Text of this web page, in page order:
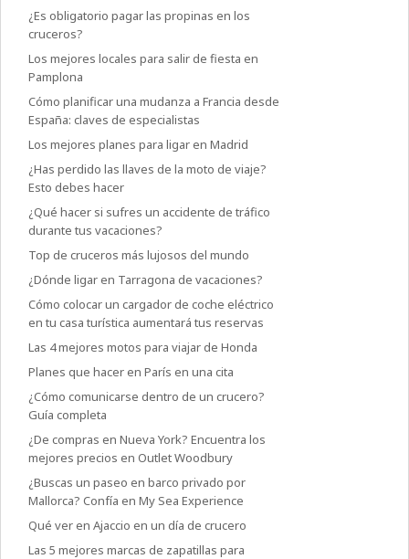
¿Es obligatorio pagar las propinas en los
cruceros?
Los mejores locales para salir de fiesta en
Pamplona
Cómo planificar una mudanza a Francia desde
España: claves de especialistas
Los mejores planes para ligar en Madrid
¿Has perdido las llaves de la moto de viaje?
Esto debes hacer
¿Qué hacer si sufres un accidente de tráfico
durante tus vacaciones?
Top de cruceros más lujosos del mundo
¿Dónde ligar en Tarragona de vacaciones?
Cómo colocar un cargador de coche eléctrico
en tu casa turística aumentará tus reservas
Las 4 mejores motos para viajar de Honda
Planes que hacer en París en una cita
¿Cómo comunicarse dentro de un crucero?
Guía completa
¿De compras en Nueva York? Encuentra los
mejores precios en Outlet Woodbury
¿Buscas un paseo en barco privado por
Mallorca? Confía en My Sea Experience
Qué ver en Ajaccio en un día de crucero
Las 5 mejores marcas de zapatillas para